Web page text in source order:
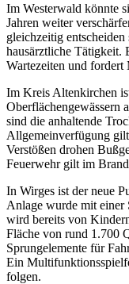
Im Westerwald könnte
Jahren weiter
gleichzeitig
hausärztliche Tätigkeit.
Wartezeiten und fordert
Im Kreis Altenkirchen
Oberflächengewässern
sind die anhaltende
Allgemeinverfügung
Verstößen drohen
Feuerwehr gilt im
In Wirges ist der neue
Anlage wurde mit einer
wird bereits von
Fläche von rund 1.700
Sprungelemente für
Ein
folgen.